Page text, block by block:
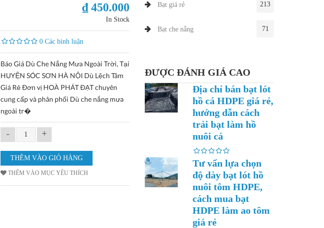
₫ 450.000
In Stock
0 Các bình luận
Báo Giá Dù Che Nắng Mưa Ngoài Trời, Tại
HUYỆN SÓC SƠN HÀ NỘI Dù Lệch Tâm
Giá Rẻ Đơn vị HOÀ PHÁT ĐẠT chuyên
cung cấp và phân phối Dù che nắng mưa
ngoài tr�
- +
THÊM VÀO MỤC YÊU THÍCH
Bạt giá rẻ 213
Bạt che nắng 71
ĐƯỢC ĐÁNH GIÁ CAO
Địa chỉ bán bạt lót
hồ cá HDPE giá rẻ,
hướng dẫn cách
trải bạt làm hồ
nuôi cá
Tư vấn lựa chọn
độ dày bạt lót hồ
nuôi tôm HDPE,
cách mua bạt
HDPE làm ao tôm
giá rẻ